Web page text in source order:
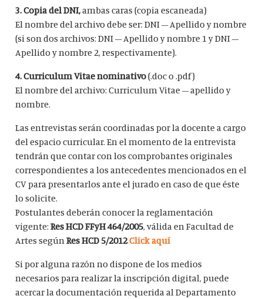
3.Copia del DNI,ambas caras (copia escaneada)
El nombre del archivo debe ser: DNI – Apellido y nombre
(si son dos archivos: DNI – Apellido y nombre 1 y DNI –
Apellido y nombre 2, respectivamente).
4.Curriculum Vitae nominativo(.doc o .pdf)
El nombre del archivo: Curriculum Vitae – apellido y
nombre.
Las entrevistas serán coordinadas por la docente a cargo
del espacio curricular. En el momento de la entrevista
tendrán que contar con los comprobantes originales
correspondientes a los antecedentes mencionados en el
CV para presentarlos ante el jurado en caso de que éste
lo solicite.
Postulantes deberán conocer la reglamentación
vigente: Res HCD FFyH 464/2005, válida en Facultad de
Artes segúnRes HCD 5/2012Click aquí
Si por alguna razón no dispone de los medios
necesarios para realizar la inscripción digital, puede
acercar la documentación requerida al Departamento